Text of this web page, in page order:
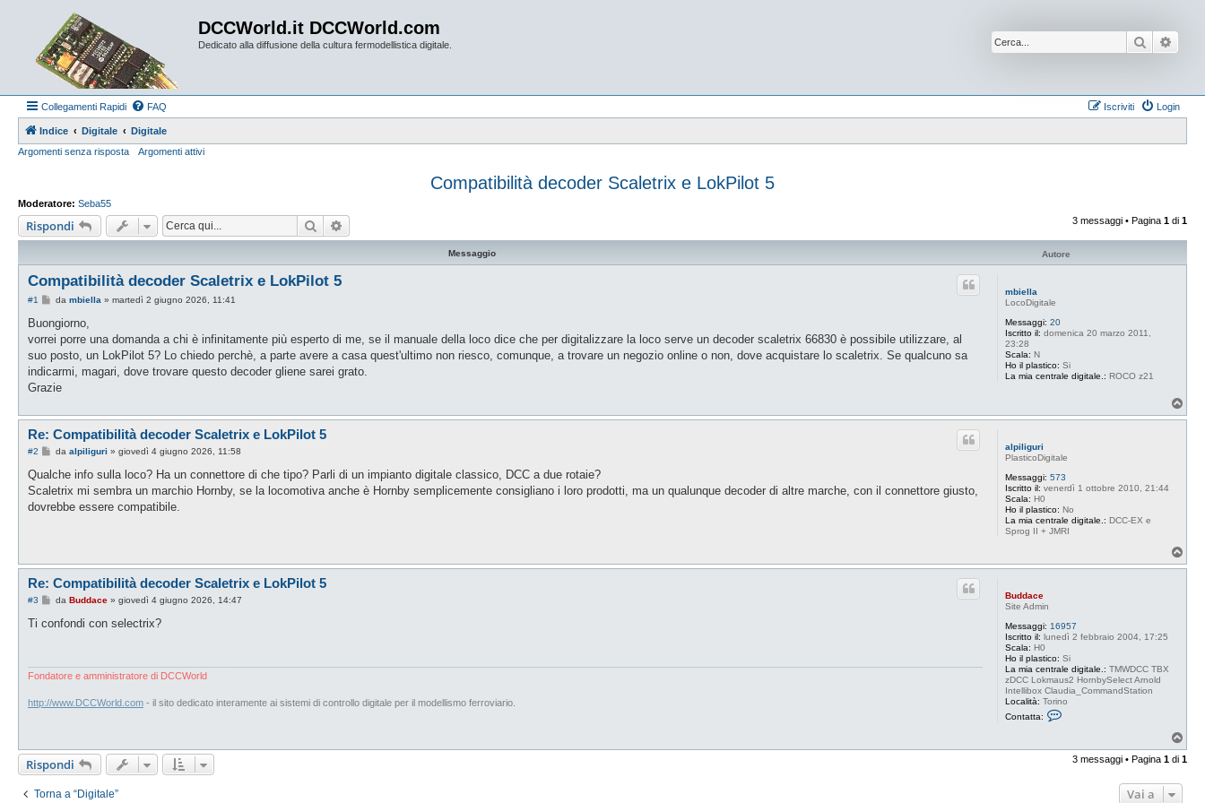
DCCWorld.it DCCWorld.com
Dedicato alla diffusione della cultura fermodellistica digitale. Cerca
Collegamenti Rapidi FAQ Login
Iscriviti
Indice Digitale
Digitale
Argomenti senza risposta
Argomenti attivi
Compatibilità decoder Scaletrix e LokPilot 5
Moderatore: Seba55
Rispondi Cerca 3 messaggi • Pagina 1 di 1
Messaggio Autore
mbiella
LocoDigitale
Messaggi: 20
Iscritto il: domenica 20 marzo 2011,
23:28
Scala: N
Ho il plastico: Si
La mia centrale digitale.: ROCO z21
Compatibilità decoder Scaletrix e LokPilot 5
#1
M
s
s
a
g
g
i
o
da mbiella » martedì 2 giugno 2026, 11:41
Buongiorno,
vorrei porre una domanda a chi è infinitamente più esperto di me, se il manuale della loco dice che per digitalizzare la loco serve un decoder scaletrix 66830 è possibile utilizzare, al
suo posto, un LokPilot 5? Lo chiedo perchè, a parte avere a casa quest'ultimo non riesco, comunque, a trovare un negozio online o non, dove acquistare lo scaletrix. Se qualcuno sa
indicarmi, magari, dove trovare questo decoder gliene sarei grato.
Grazie
o
alpiliguri
PlasticoDigitale
Messaggi: 573
Iscritto il: venerdì 1 ottobre 2010, 21:44
Scala: H0
Ho il plastico: No
La mia centrale digitale.: DCC-EX e
Sprog II + JMRI
Re: Compatibilità decoder Scaletrix e LokPilot 5
#2
M
s
a
g
da alpiliguri » giovedì 4 giugno 2026, 11:58
Qualche info sulla loco? Ha un connettore di che tipo? Parli di un impianto digitale classico, DCC a due rotaie?
Scaletrix mi sembra un marchio Hornby, se la locomotiva anche è Hornby semplicemente consigliano i loro prodotti, ma un qualunque decoder di altre marche, con il connettore giusto,
dovrebbe essere compatibile.
o
Buddace
Site Admin
Messaggi: 16957
Iscritto il: lunedì 2 febbraio 2004, 17:25
Scala: H0
Ho il plastico: Si
La mia centrale digitale.: TMWDCC TBX
zDCC Lokmaus2 HornbySelect Arnold
Intellibox Claudia_CommandStation
Località: Torino
Contatta:
Re: Compatibilità decoder Scaletrix e LokPilot 5
#3
M
s
i
da Buddace» giovedì 4 giugno 2026, 14:47
Ti confondi con selectrix?
Fondatore e amministratore di DCCWorld
http://www.DCCWorld.com - il sito dedicato interamente ai sistemi di controllo digitale per il modellismo ferroviario.
o
p
Rispondi 3 messaggi • Pagina 1 di 1
Torna a “Digitale” Vai a